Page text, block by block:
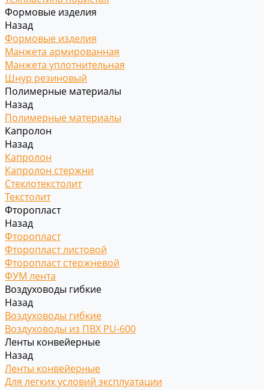
Формовые изделия
Назад
Формовые изделия
Манжета армированная
Манжета уплотнительная
Шнур резиновый
Полимерные материалы
Назад
Полимерные материалы
Капролон
Назад
Капролон
Капролон стержни
Стеклотекстолит
Текстолит
Фторопласт
Назад
Фторопласт
Фторопласт листовой
Фторопласт стержневой
ФУМ лента
Воздуховоды гибкие
Назад
Воздуховоды гибкие
Воздуховоды из ПВХ PU-600
Ленты конвейерные
Назад
Ленты конвейерные
Для легких условий эксплуатации